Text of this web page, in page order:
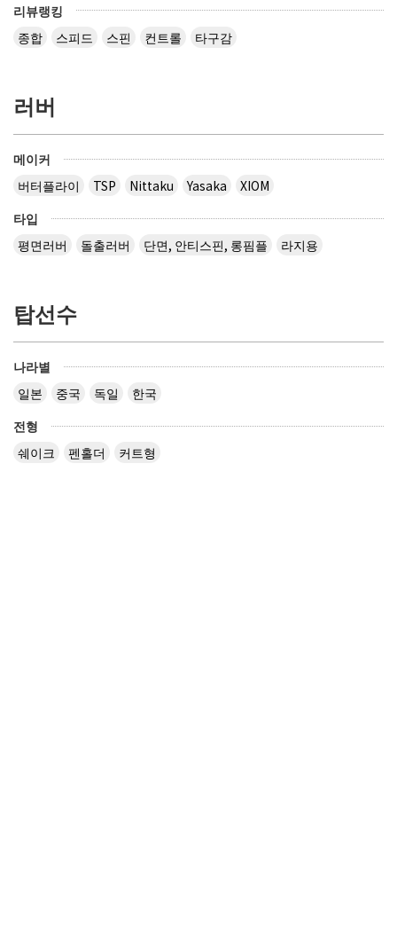
리뷰랭킹
종합
스피드 스핀 컨트롤 타구감
러버
메이커
버터플라이
TSP Nittaku Yasaka
XIOM
타입
평면러버
돌출러버 단면, 안티스핀, 롱핌플 라지용
탑선수
나라별
일본
중국 독일
한국
전형
쉐이크
펜홀더 커트형